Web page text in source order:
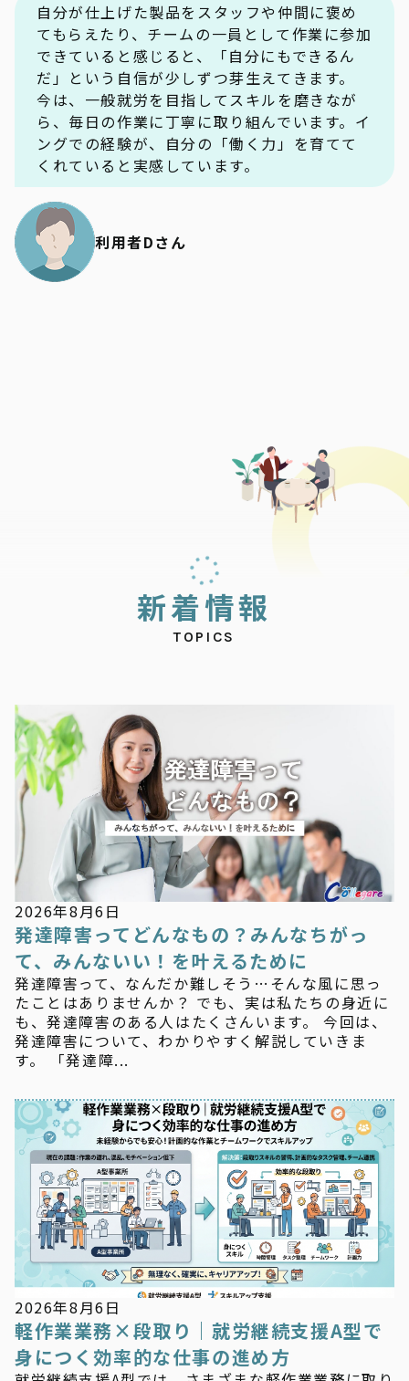
自分が仕上げた製品をスタッフや仲間に褒め
てもらえたり、チームの一員として作業に参加
できていると感じると、「自分にもできるん
だ」という自信が少しずつ芽生えてきます。
今は、一般就労を目指してスキルを磨きなが
ら、毎日の作業に丁寧に取り組んでいます。イ
ングでの経験が、自分の「働く力」を育てて
くれていると実感しています。
利用者Dさん
新着情報
TOPICS
新着情報
2026年8月6日
発達障害ってどんなもの？みんなちがっ
て、みんないい！を叶えるために
発達障害って、なんだか難しそう…そんな風に思っ
たことはありませんか？ でも、実は私たちの身近に
も、発達障害のある人はたくさんいます。 今回は、
発達障害について、わかりやすく解説していきま
す。 「発達障...
新着情報
2026年8月6日
軽作業業務×段取り｜就労継続支援A型で
身につく効率的な仕事の進め方